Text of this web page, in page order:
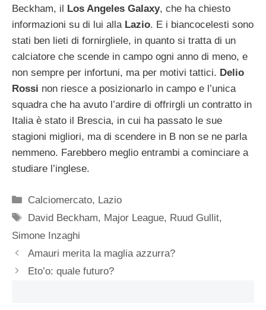
Beckham, il Los Angeles Galaxy, che ha chiesto
informazioni su di lui alla Lazio. E i biancocelesti sono
stati ben lieti di fornirgliele, in quanto si tratta di un
calciatore che scende in campo ogni anno di meno, e
non sempre per infortuni, ma per motivi tattici. Delio
Rossi non riesce a posizionarlo in campo e l’unica
squadra che ha avuto l’ardire di offrirgli un contratto in
Italia è stato il Brescia, in cui ha passato le sue
stagioni migliori, ma di scendere in B non se ne parla
nemmeno. Farebbero meglio entrambi a cominciare a
studiare l’inglese.
Categorie
Calciomercato, Lazio
Tag
David Beckham, Major League, Ruud Gullit,
Simone Inzaghi
Amauri merita la maglia azzurra?
Eto’o: quale futuro?